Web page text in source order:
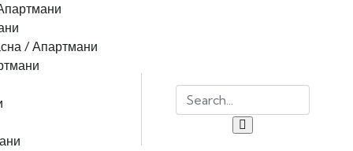
/ Апартмани